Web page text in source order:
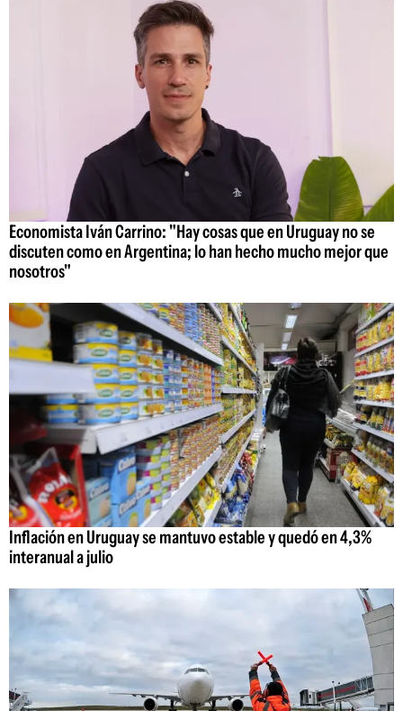
Economista Iván Carrino: "Hay cosas que en Uruguay no se
discuten como en Argentina; lo han hecho mucho mejor que
nosotros"
Inflación en Uruguay se mantuvo estable y quedó en 4,3%
interanual a julio